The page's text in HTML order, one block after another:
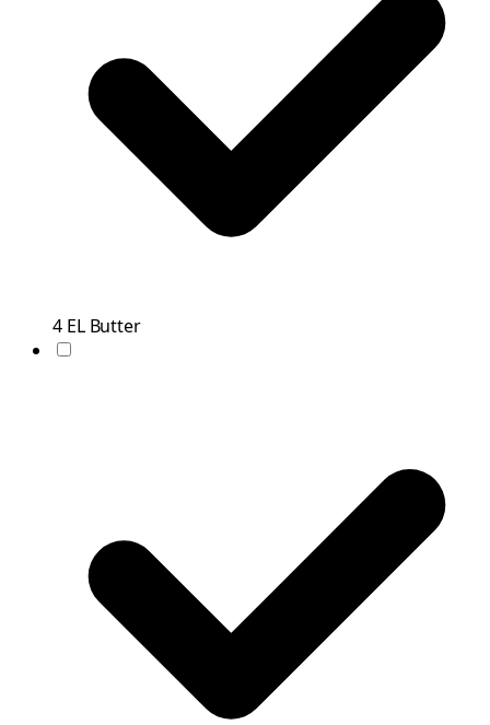
4 EL Butter